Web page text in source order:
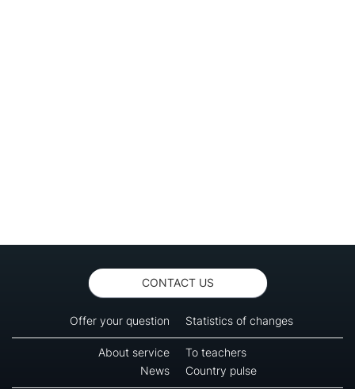
CONTACT US
Offer your question Statistics of changes
About service
To teachers
News
Country pulse